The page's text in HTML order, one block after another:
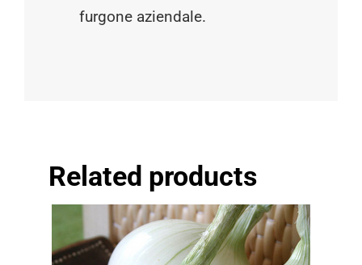
furgone aziendale.
Related products